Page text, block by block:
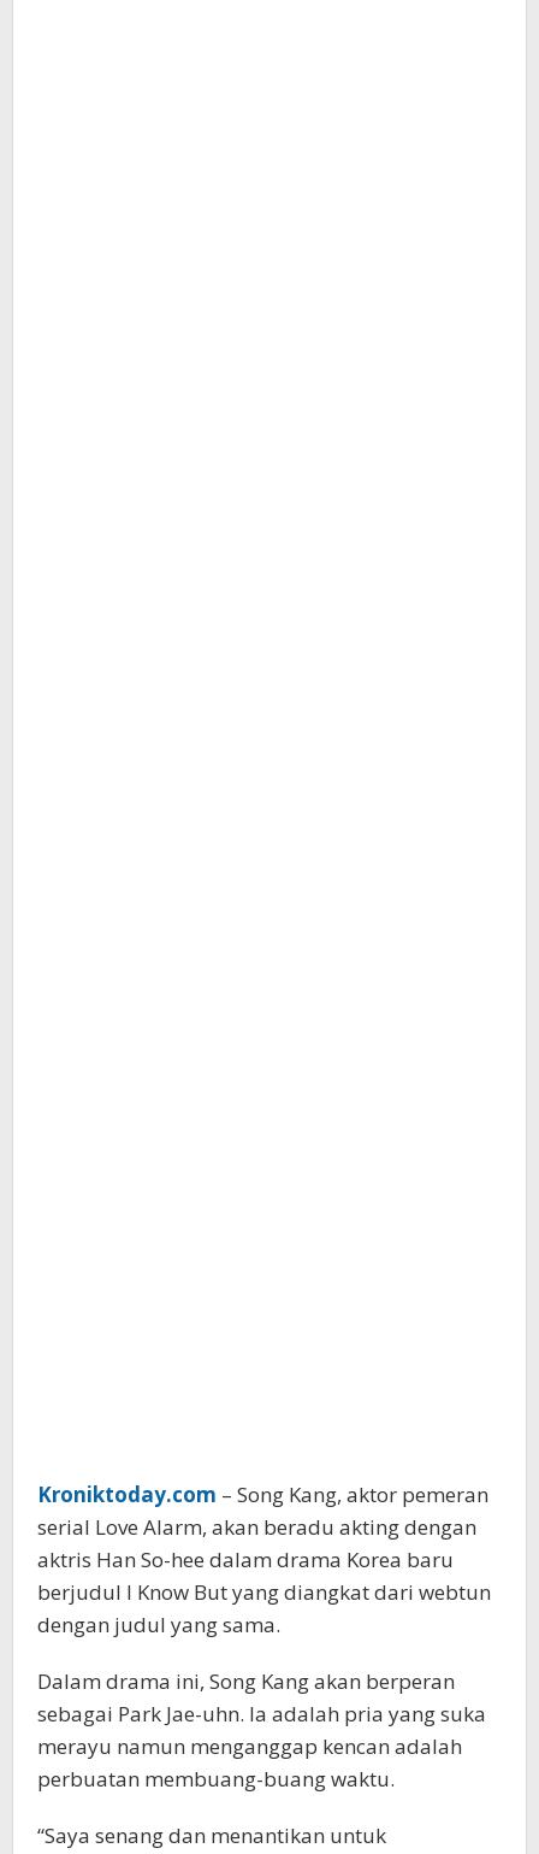
Kroniktoday.com – Song Kang, aktor pemeran
serial Love Alarm, akan beradu akting dengan
aktris Han So-hee dalam drama Korea baru
berjudul I Know But yang diangkat dari webtun
dengan judul yang sama.
Dalam drama ini, Song Kang akan berperan
sebagai Park Jae-uhn. Ia adalah pria yang suka
merayu namun menganggap kencan adalah
perbuatan membuang-buang waktu.
“Saya senang dan menantikan untuk